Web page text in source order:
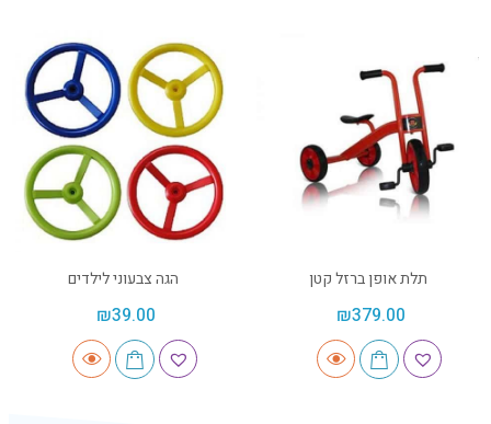
תלת אופן ברזל קטן
₪379.00
הגה צבעוני לילדים
₪39.00